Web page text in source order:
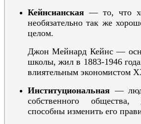
Кейнсианская — то, что
необязательно так же
целом.
Джон Мейнард Кейнс —
школы, жил в 1883-1946
влиятельным экономистом
Институциональная—
собственного
способны изменить его